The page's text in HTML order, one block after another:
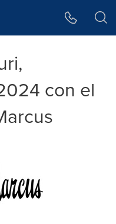
con el